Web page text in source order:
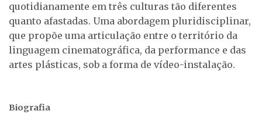
quotidianamente em três culturas tão diferentes
quanto afastadas. Uma abordagem pluridisciplinar,
que propõe uma articulação entre o território da
linguagem cinematográfica, da performance e das
artes plásticas, sob a forma de vídeo-instalação.
Biografia